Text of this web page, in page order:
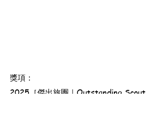
獎項：
2025［傑出旅團｜Outstanding Scout